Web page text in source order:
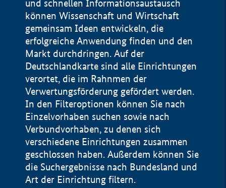
und schnellen Informationsaustausch
können Wissenschaft und Wirtschaft
gemeinsam Ideen entwickeln, die
erfolgreiche Anwendung finden und den
Markt durchdringen. Auf der
Deutschlandkarte sind alle Einrichtungen
verortet, die im Rahnmen der
Verwertungsförderung gefördert werden.
In den Filteroptionen können Sie nach
Einzelvorhaben suchen sowie nach
Verbundvorhaben, zu denen sich
verschiedene Einrichtungen zusammen
geschlossen haben. Außerdem können Sie
die Suchergebnisse nach Bundesland und
Art der Einrichtung filtern.